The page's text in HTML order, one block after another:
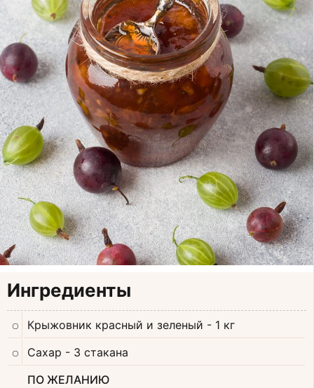
Ингредиенты
Крыжовник красный и зеленый - 1 кг
Сахар - 3 стакана
ПО ЖЕЛАНИЮ